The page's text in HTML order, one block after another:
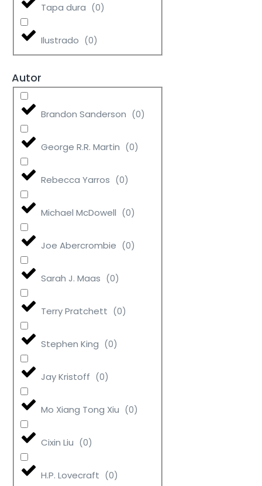
Tapa dura (0)
Ilustrado (0)
Autor
Brandon Sanderson (0)
George R.R. Martin (0)
Rebecca Yarros (0)
Michael McDowell (0)
Joe Abercrombie (0)
Sarah J. Maas (0)
Terry Pratchett (0)
Stephen King (0)
Jay Kristoff (0)
Mo Xiang Tong Xiu (0)
Cixin Liu (0)
H.P. Lovecraft (0)